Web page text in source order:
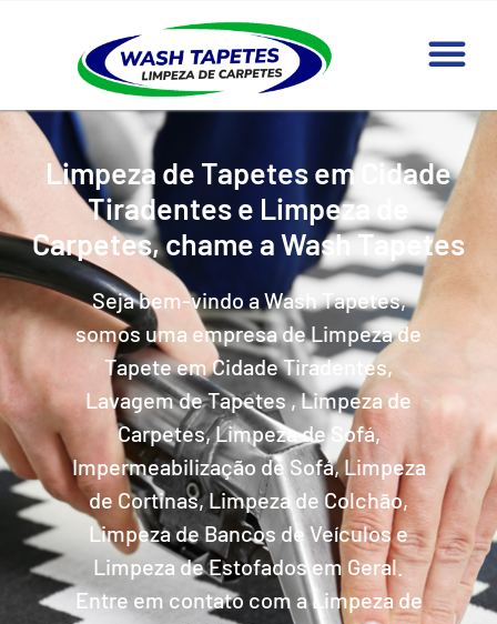
Limpeza de Tapetes em Cidade
Tiradentes e Limpeza de
Carpetes, chame a Wash Tapetes
Seja bem-vindo a Wash Tapetes,
somos uma empresa de Limpeza de
Tapete em Cidade Tiradentes,
Lavagem de Tapetes , Limpeza de
Carpetes, Limpeza de Sofá,
Impermeabilização de Sofá, Limpeza
de Cortinas, Limpeza de Colchão,
Limpeza de Bancos de Veículos e
Limpeza de Estofados em Geral.
Entre em contato com a Limpeza de